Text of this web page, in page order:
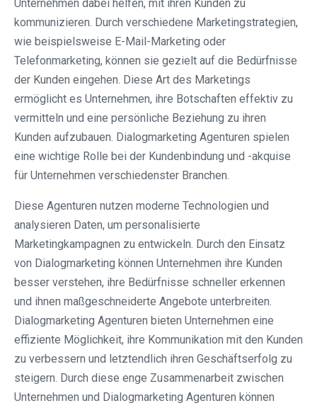
Unternehmen dabei helfen, mit ihren Kunden zu
kommunizieren. Durch verschiedene Marketingstrategien,
wie beispielsweise E-Mail-Marketing oder
Telefonmarketing, können sie gezielt auf die Bedürfnisse
der Kunden eingehen. Diese Art des Marketings
ermöglicht es Unternehmen, ihre Botschaften effektiv zu
vermitteln und eine persönliche Beziehung zu ihren
Kunden aufzubauen. Dialogmarketing Agenturen spielen
eine wichtige Rolle bei der Kundenbindung und -akquise
für Unternehmen verschiedenster Branchen.
Diese Agenturen nutzen moderne Technologien und
analysieren Daten, um personalisierte
Marketingkampagnen zu entwickeln. Durch den Einsatz
von Dialogmarketing können Unternehmen ihre Kunden
besser verstehen, ihre Bedürfnisse schneller erkennen
und ihnen maßgeschneiderte Angebote unterbreiten.
Dialogmarketing Agenturen bieten Unternehmen eine
effiziente Möglichkeit, ihre Kommunikation mit den Kunden
zu verbessern und letztendlich ihren Geschäftserfolg zu
steigern. Durch diese enge Zusammenarbeit zwischen
Unternehmen und Dialogmarketing Agenturen können